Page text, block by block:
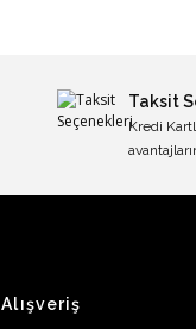
Taksit
Kredi
Alışveriş